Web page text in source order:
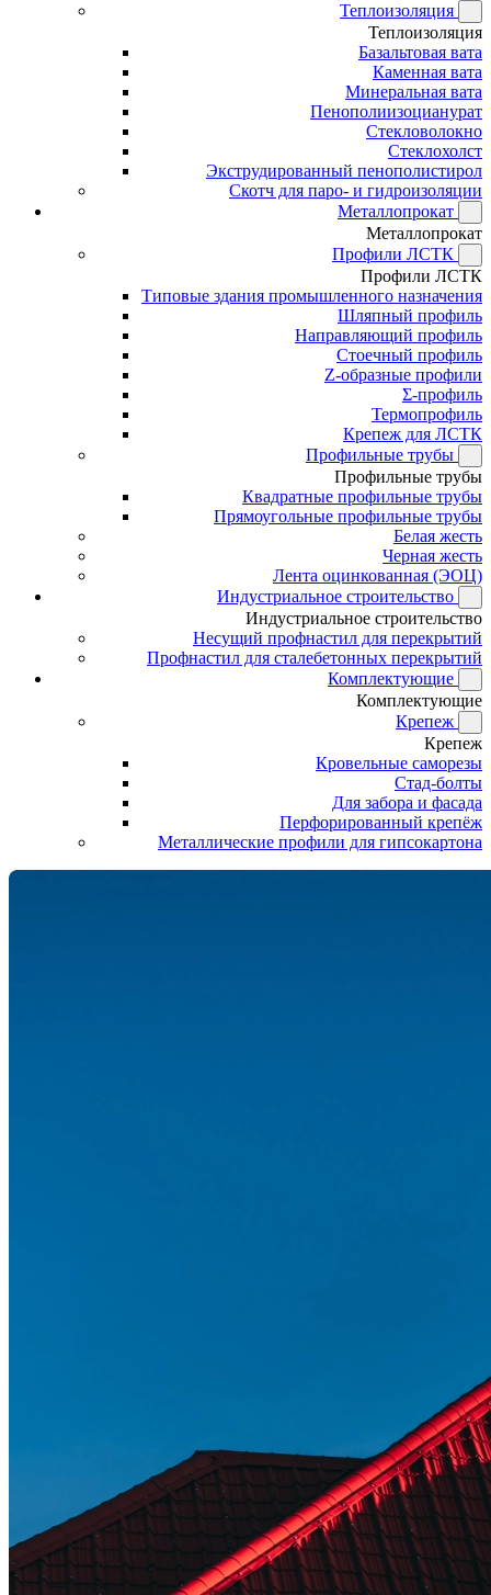
Теплоизоляция
Теплоизоляция
Базальтовая вата
Каменная вата
Минеральная вата
Пенополиизоцианурат
Стекловолокно
Стеклохолст
Экструдированный пенополистирол
Скотч для паро- и гидроизоляции
Металлопрокат
Металлопрокат
Профили ЛСТК
Профили ЛСТК
Типовые здания промышленного назначения
Шляпный профиль
Направляющий профиль
Стоечный профиль
Z-образные профили
Σ-профиль
Термопрофиль
Крепеж для ЛСТК
Профильные трубы
Профильные трубы
Квадратные профильные трубы
Прямоугольные профильные трубы
Белая жесть
Черная жесть
Лента оцинкованная (ЭОЦ)
Индустриальное строительство
Индустриальное строительство
Несущий профнастил для перекрытий
Профнастил для сталебетонных перекрытий
Комплектующие
Комплектующие
Крепеж
Крепеж
Кровельные саморезы
Стад-болты
Для забора и фасада
Перфорированный крепёж
Металлические профили для гипсокартона